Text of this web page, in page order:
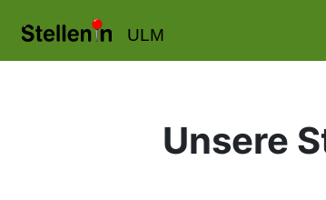
ULM
Unsere